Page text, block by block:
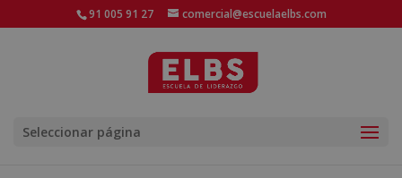
91 005 91 27 comercial@escuelaelbs.com
Seleccionar página